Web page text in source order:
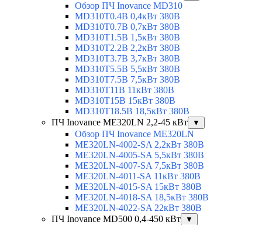
Обзор ПЧ Inovance MD310
MD310T0.4B 0,4кВт 380В
MD310T0.7B 0,7кВт 380В
MD310T1.5B 1,5кВт 380В
MD310T2.2B 2,2кВт 380В
MD310T3.7B 3,7кВт 380В
MD310T5.5B 5,5кВт 380В
MD310T7.5B 7,5кВт 380В
MD310T11B 11кВт 380В
MD310T15B 15кВт 380В
MD310T18.5B 18,5кВт 380В
ПЧ Inovance ME320LN 2,2-45 кВт
▼
Обзор ПЧ Inovance ME320LN
ME320LN-4002-SA 2,2кВт 380В
ME320LN-4005-SA 5,5кВт 380В
ME320LN-4007-SA 7,5кВт 380В
ME320LN-4011-SA 11кВт 380В
ME320LN-4015-SA 15кВт 380В
ME320LN-4018-SA 18,5кВт 380В
ME320LN-4022-SA 22кВт 380В
ПЧ Inovance MD500 0,4-450 кВт
▼